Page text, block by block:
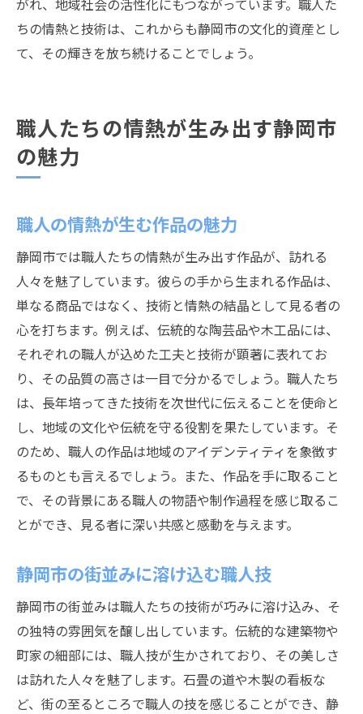
がれ、地域社会の活性化にもつながっています。職人た
ちの情熱と技術は、これからも静岡市の文化的資産とし
て、その輝きを放ち続けることでしょう。
職人たちの情熱が生み出す静岡市
の魅力
職人の情熱が生む作品の魅力
静岡市では職人たちの情熱が生み出す作品が、訪れる
人々を魅了しています。彼らの手から生まれる作品は、
単なる商品ではなく、技術と情熱の結晶として見る者の
心を打ちます。例えば、伝統的な陶芸品や木工品には、
それぞれの職人が込めた工夫と技術が顕著に表れてお
り、その品質の高さは一目で分かるでしょう。職人たち
は、長年培ってきた技術を次世代に伝えることを使命と
し、地域の文化や伝統を守る役割を果たしています。そ
のため、職人の作品は地域のアイデンティティを象徴す
るものとも言えるでしょう。また、作品を手に取ること
で、その背景にある職人の物語や制作過程を感じ取るこ
とができ、見る者に深い共感と感動を与えます。
静岡市の街並みに溶け込む職人技
静岡市の街並みは職人たちの技術が巧みに溶け込み、そ
の独特の雰囲気を醸し出しています。伝統的な建築物や
町家の細部には、職人技が生かされており、その美しさ
は訪れた人々を魅了します。石畳の道や木製の看板な
ど、街の至るところで職人の技を感じることができ、静